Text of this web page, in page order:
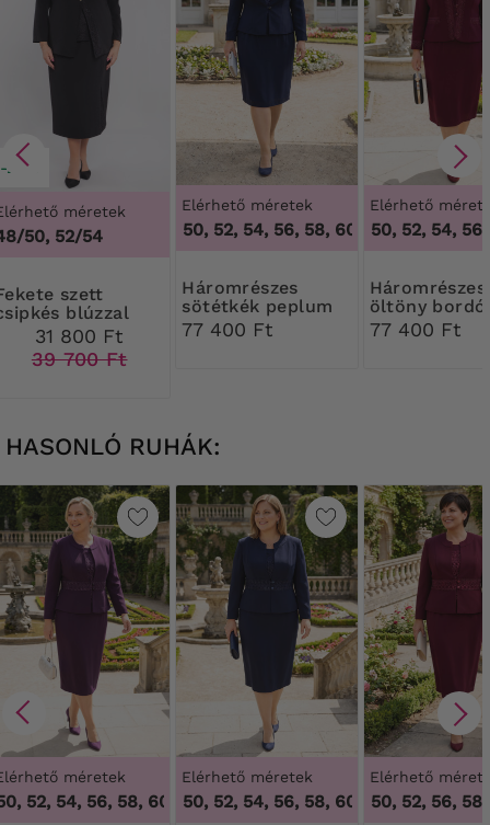
-20%
méretek
50, 52/54
blúzzal
31 800 Ft
39 700 Ft
Elérhető méretek
46, 48, 50, 52, 54, 56, 58, 60, 46, 48, 50, 52,
Háromrészes
sötétkék peplum
kosztüm
77 400 Ft
Elérhető
46, 48, 50, 52, 54, 56,
Háromrészes
öltöny bordó
színben
77 400 Ft
HASONLÓ RUHÁK:
méretek
52, 54, 56, 58, 60, 46, 48, 50, 52, 54, 56, 58, 60
Elérhető méretek
46, 48, 50, 52, 54, 56, 58, 60, 46, 48, 50, 52,
Elérhető
46, 48, 50, 52, 56, 58,